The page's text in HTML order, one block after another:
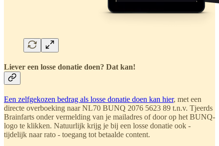
Liever een losse donatie doen? Dat kan!
Een zelfgekozen bedrag als losse donatie doen kan hier, met een
directe overboeking naar NL70 BUNQ 2076 5623 89 t.n.v. Tjeerds
Brainfarts onder vermelding van je mailadres of door op het BUNQ-
logo te klikken. Natuurlijk krijg je bij een losse donatie ook -
tijdelijk naar rato - toegang tot betaalde content.